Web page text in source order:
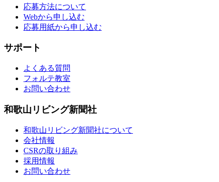
応募方法について
Webから申し込む
応募用紙から申し込む
サポート
よくある質問
フォルテ教室
お問い合わせ
和歌山リビング新聞社
和歌山リビング新聞社について
会社情報
CSRの取り組み
採用情報
お問い合わせ